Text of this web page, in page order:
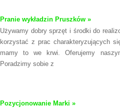
Pranie wykładzin Pruszków »
Używamy dobry sprzęt i środki do
korzystać z prac charakteryzujących
mamy to we krwi. Oferujemy
Poradzimy sobie z
Pozycjonowanie Marki »